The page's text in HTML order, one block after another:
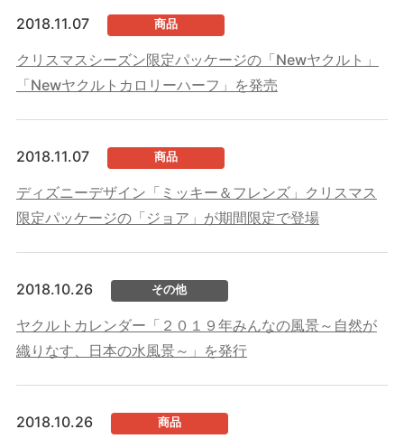
2018.11.07 商品
クリスマスシーズン限定パッケージの「Newヤクルト」
「Newヤクルトカロリーハーフ」を発売
2018.11.07 商品
ディズニーデザイン「ミッキー＆フレンズ」クリスマス
限定パッケージの「ジョア」が期間限定で登場
2018.10.26 その他
ヤクルトカレンダー「２０１９年みんなの風景～自然が
織りなす、日本の水風景～」を発行
2018.10.26 商品